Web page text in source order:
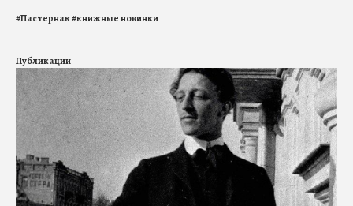
#Пастернак#книжные новинки
Публикации